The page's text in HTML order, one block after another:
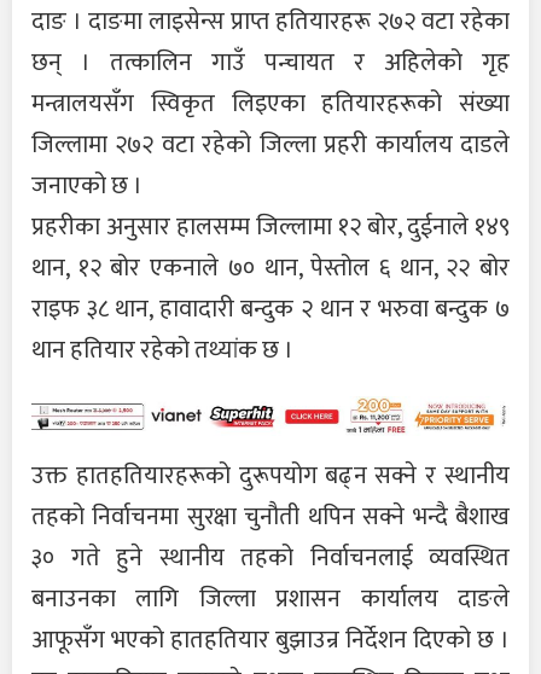
दाङ । दाङमा लाइसेन्स प्राप्त हतियारहरू २७२ वटा रहेका
छन् । तत्कालिन गाउँ पन्चायत र अहिलेको गृह
मन्त्रालयसँग स्विकृत लिइएका हतियारहरूको संख्या
जिल्लामा २७२ वटा रहेको जिल्ला प्रहरी कार्यालय दाडले
जनाएको छ ।
प्रहरीका अनुसार हालसम्म जिल्लामा १२ बोर, दुईनाले १४९
थान, १२ बोर एकनाले ७० थान, पेस्तोल ६ थान, २२ बोर
राइफ ३८ थान, हावादारी बन्दुक २ थान र भरुवा बन्दुक ७
थान हतियार रहेको तथ्यांक छ ।
उक्त हातहतियारहरूको दुरूपयोग बढ्न सक्ने र स्थानीय
तहको निर्वाचनमा सुरक्षा चुनौती थपिन सक्ने भन्दै बैशाख
३० गते हुने स्थानीय तहको निर्वाचनलाई व्यवस्थित
बनाउनका लागि जिल्ला प्रशासन कार्यालय दाङले
आफूसँग भएको हातहतियार बुझाउन्र निर्देशन दिएको छ ।